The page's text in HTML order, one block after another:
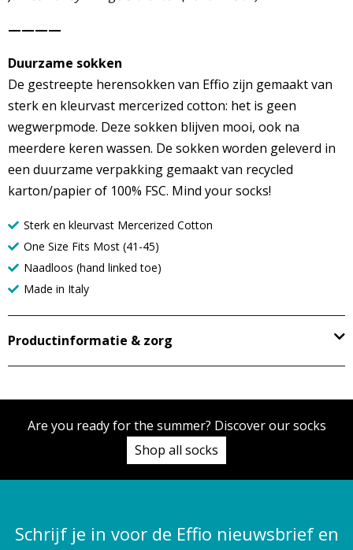
————
Duurzame sokken
De gestreepte herensokken van Effio zijn gemaakt van
sterk en kleurvast mercerized cotton: het is geen
wegwerpmode. Deze sokken blijven mooi, ook na
meerdere keren wassen. De sokken worden geleverd in
een duurzame verpakking gemaakt van recycled
karton/papier of 100% FSC. Mind your socks!
Sterk en kleurvast Mercerized Cotton
One Size Fits Most (41-45)
Naadloos (hand linked toe)
Made in Italy
Productinformatie & zorg
Are you ready for the summer? Discover our socks
Shop all socks
Schrijf je in voor de Effio nieuwsbrief en